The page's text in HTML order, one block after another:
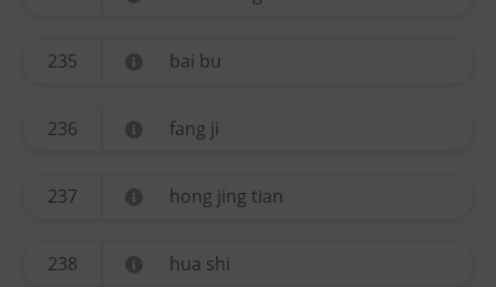
235 bai bu
236 fang ji
237 hong jing tian
238 hua shi